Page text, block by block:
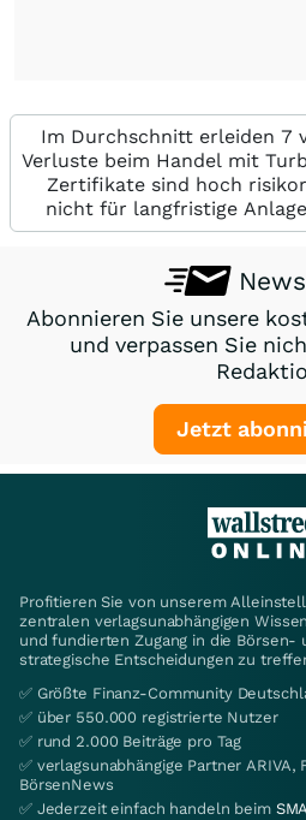
Im Durchschnitt erleiden 7
Verluste beim Handel mit
Zertifikate sind hoch
nicht für langfristige
Abonnieren Sie unsere
und verpassen Sie
Jetzt
Profitieren Sie von unserem
zentralen verlagsunabhängigen
und fundierten Zugang in die
strategische Entscheidungen zu
✅ Größte Finanz-Community
✅ über 550.000 registrierte Nutzer
✅ rund 2.000 Beiträge pro Tag
✅ verlagsunabhängige Partner
BörsenNews
✅ Jederzeit einfach handeln beim